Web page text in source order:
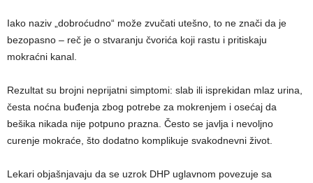
Iako naziv „dobroćudno“ može zvučati utešno, to ne znači da je
bezopasno – reč je o stvaranju čvorića koji rastu i pritiskaju
mokraćni kanal.
Rezultat su brojni neprijatni simptomi: slab ili isprekidan mlaz urina,
česta noćna buđenja zbog potrebe za mokrenjem i osećaj da
bešika nikada nije potpuno prazna. Često se javlja i nevoljno
curenje mokraće, što dodatno komplikuje svakodnevni život.
Lekari objašnjavaju da se uzrok DHP uglavnom povezuje sa